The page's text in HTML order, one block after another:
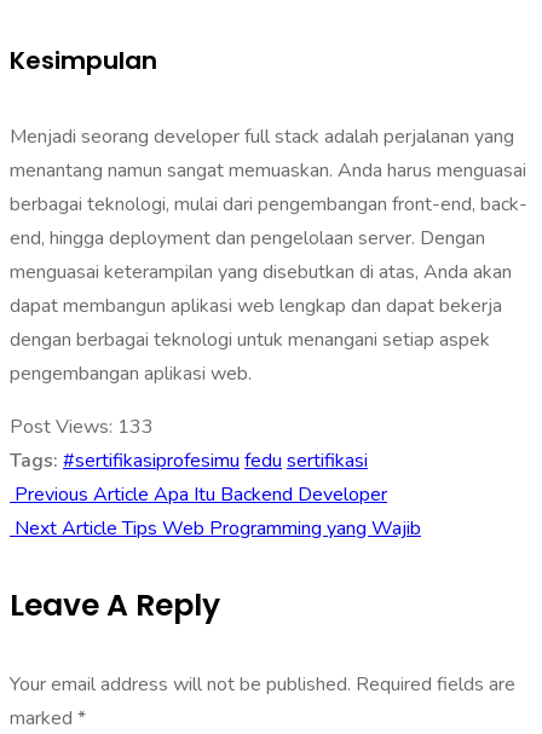
Kesimpulan
Menjadi seorang developer full stack adalah perjalanan yang
menantang namun sangat memuaskan. Anda harus menguasai
berbagai teknologi, mulai dari pengembangan front-end, back-
end, hingga deployment dan pengelolaan server. Dengan
menguasai keterampilan yang disebutkan di atas, Anda akan
dapat membangun aplikasi web lengkap dan dapat bekerja
dengan berbagai teknologi untuk menangani setiap aspek
pengembangan aplikasi web.
Post Views: 133
Tags: #sertifikasiprofesimu fedu sertifikasi
Previous Article Apa Itu Backend Developer
Next Article Tips Web Programming yang Wajib
Leave A Reply
Your email address will not be published. Required fields are
marked *